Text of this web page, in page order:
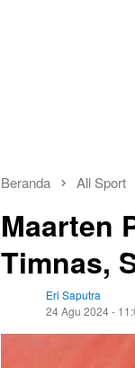
Beranda All Sport
Maarten
Timnas,
Eri Saputra
24 Agu 2024 -